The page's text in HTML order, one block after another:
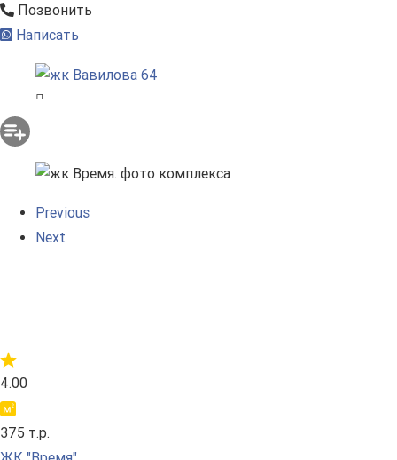
Позвонить
Написать
Previous
Next
4.00
375 т.р.